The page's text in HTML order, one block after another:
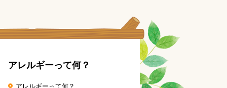
アレルギーって何？
アレルギーって何？